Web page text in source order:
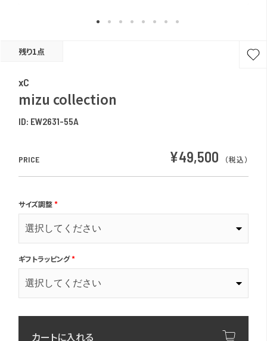
残り1点
xC
mizu collection
ID: EW2631-55A
PRICE ¥49,500 （税込）
サイズ調整*
ギフトラッピング*
カートに入れる